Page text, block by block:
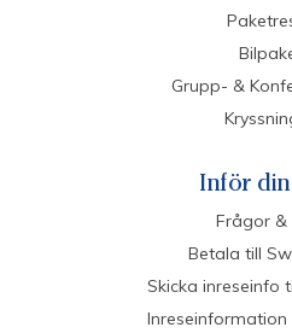
Grupp- &
Inför
Frågor &
Betala till
Skicka inreseinfo
Inreseinformation